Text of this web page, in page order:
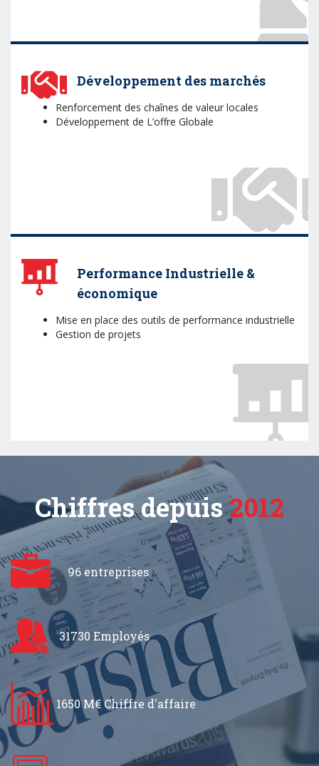
Développement des marchés
Renforcement des chaînes de valeur locales
Développement de L’offre Globale
Performance Industrielle &
économique
Mise en place des outils de performance industrielle
Gestion de projets
Chiffres depuis2012
96 entreprises
31730 Employés
1650 M€ Chiffre d'affaire